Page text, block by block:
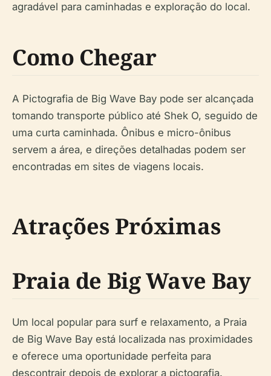
agradável para caminhadas e exploração do local.
Como Chegar
A Pictografia de Big Wave Bay pode ser alcançada
tomando transporte público até Shek O, seguido de
uma curta caminhada. Ônibus e micro-ônibus
servem a área, e direções detalhadas podem ser
encontradas em sites de viagens locais.
Atrações Próximas
Praia de Big Wave Bay
Um local popular para surf e relaxamento, a Praia
de Big Wave Bay está localizada nas proximidades
e oferece uma oportunidade perfeita para
descontrair depois de explorar a pictografia.